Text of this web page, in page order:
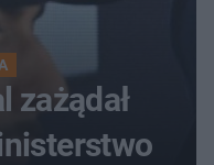
zażądał